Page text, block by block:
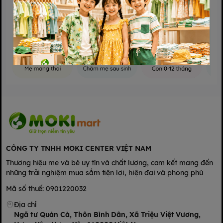
chuyên sản xuất các sản phẩm đồ dùng cao cấp cho trẻ
em, trong đó nổi bật nhất phải kể đến các sản phẩm bình
sữa. Các sản phẩm của Moyuum đều được thiết kế và sản
xuất 100% tại Hàn Quốc, được kiểm định chất lượng
nghiêm ngặt, đáp các ứng tiêu chuẩn quốc tế khắt khe.
CÔNG TY TNHH MOKI CENTER VIỆT NAM
Thương hiệu mẹ và bé uy tín và chất lượng, cam kết mang đến
những trải nghiệm mua sắm tiện lợi, hiện đại và phong phú
Mã số thuế: 0901220032
Địa chỉ
Ngã tư Quán Cà, Thôn Bình Dân, Xã Triệu Việt Vương,